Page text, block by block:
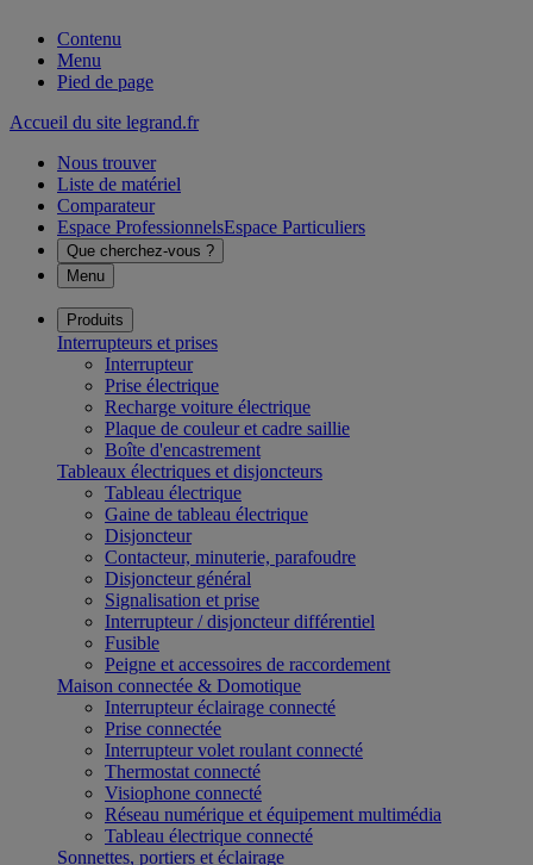
Contenu
Menu
Pied de page
Accueil du site legrand.fr
Nous trouver
Liste de matériel
Comparateur
Espace ProfessionnelsEspace Particuliers
Que cherchez-vous ?
Menu
Produits
Interrupteurs et prises
Interrupteur
Prise électrique
Recharge voiture électrique
Plaque de couleur et cadre saillie
Boîte d'encastrement
Tableaux électriques et disjoncteurs
Tableau électrique
Gaine de tableau électrique
Disjoncteur
Contacteur, minuterie, parafoudre
Disjoncteur général
Signalisation et prise
Interrupteur / disjoncteur différentiel
Fusible
Peigne et accessoires de raccordement
Maison connectée & Domotique
Interrupteur éclairage connecté
Prise connectée
Interrupteur volet roulant connecté
Thermostat connecté
Visiophone connecté
Réseau numérique et équipement multimédia
Tableau électrique connecté
Sonnettes, portiers et éclairage